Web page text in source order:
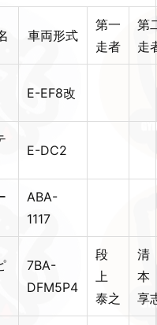
車両形式
第一
走者
第
走
E-EF8改
E-DC2
ABA-
1117
7BA-
DFM5P4
段
上
泰之
清
享